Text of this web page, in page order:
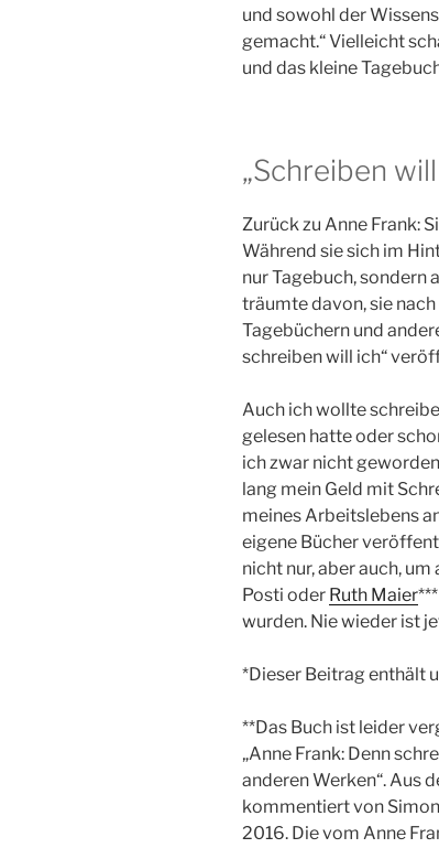
und sowohl der
gemacht.“ Vielleicht
und das kleine
„Schreiben
Zurück zu Anne Frank:
Während sie sich im
nur Tagebuch, sondern
träumte davon, sie
Tagebüchern und
schreiben will ich“
Auch ich wollte
gelesen hatte oder
ich zwar nicht
lang mein Geld mit
meines Arbeitslebens
eigene Bücher
nicht nur, aber auch,
Posti oder Ruth Maier
wurden. Nie wieder ist
*Dieser Beitrag enthält
**Das Buch ist leider
„Anne Frank: Denn
anderen Werken“. Aus
kommentiert von
2016. Die vom Anne